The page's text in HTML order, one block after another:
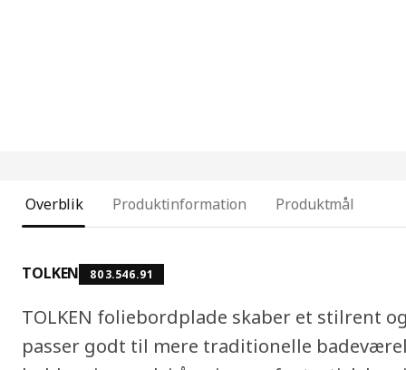
Overblik Produktinformation Produktmål
TOLKEN 803.546.91
TOLKEN foliebordplade skaber et stilrent
passer godt til mere traditionelle